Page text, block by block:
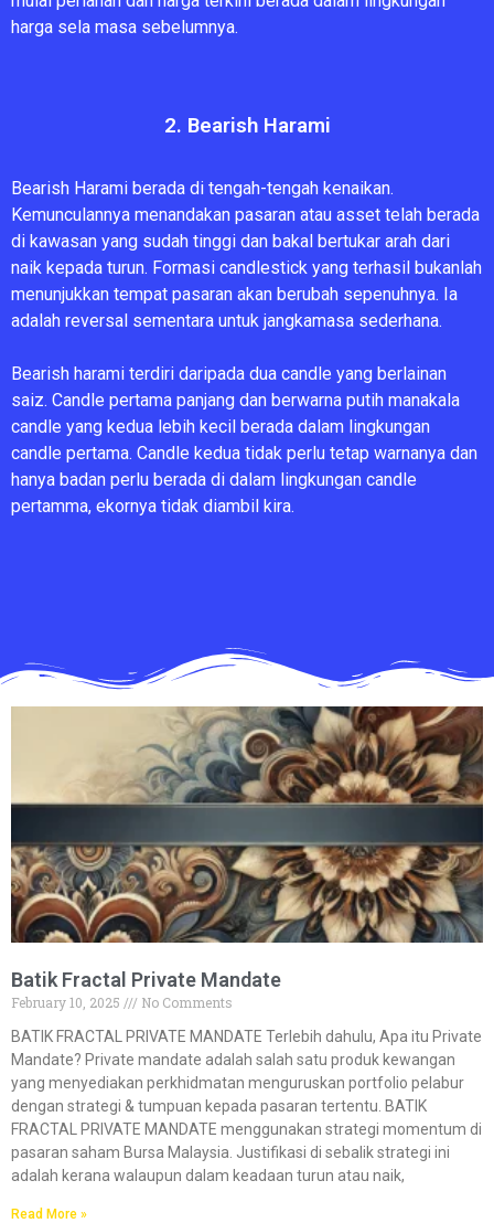
harga sela masa sebelumnya.
2. Bearish Harami
Bearish Harami berada di tengah-tengah kenaikan.
Kemunculannya menandakan pasaran atau asset telah berada
di kawasan yang sudah tinggi dan bakal bertukar arah dari
naik kepada turun. Formasi candlestick yang terhasil bukanlah
menunjukkan tempat pasaran akan berubah sepenuhnya. Ia
adalah reversal sementara untuk jangkamasa sederhana.
Bearish harami terdiri daripada dua candle yang berlainan
saiz. Candle pertama panjang dan berwarna putih manakala
candle yang kedua lebih kecil berada dalam lingkungan
candle pertama. Candle kedua tidak perlu tetap warnanya dan
hanya badan perlu berada di dalam lingkungan candle
pertamma, ekornya tidak diambil kira.
Batik Fractal Private Mandate
February 10, 2025
No Comments
BATIK FRACTAL PRIVATE MANDATE Terlebih dahulu, Apa itu Private
Mandate? Private mandate adalah salah satu produk kewangan
yang menyediakan perkhidmatan menguruskan portfolio pelabur
dengan strategi & tumpuan kepada pasaran tertentu. BATIK
FRACTAL PRIVATE MANDATE menggunakan strategi momentum di
pasaran saham Bursa Malaysia. Justifikasi di sebalik strategi ini
adalah kerana walaupun dalam keadaan turun atau naik,
Read More »